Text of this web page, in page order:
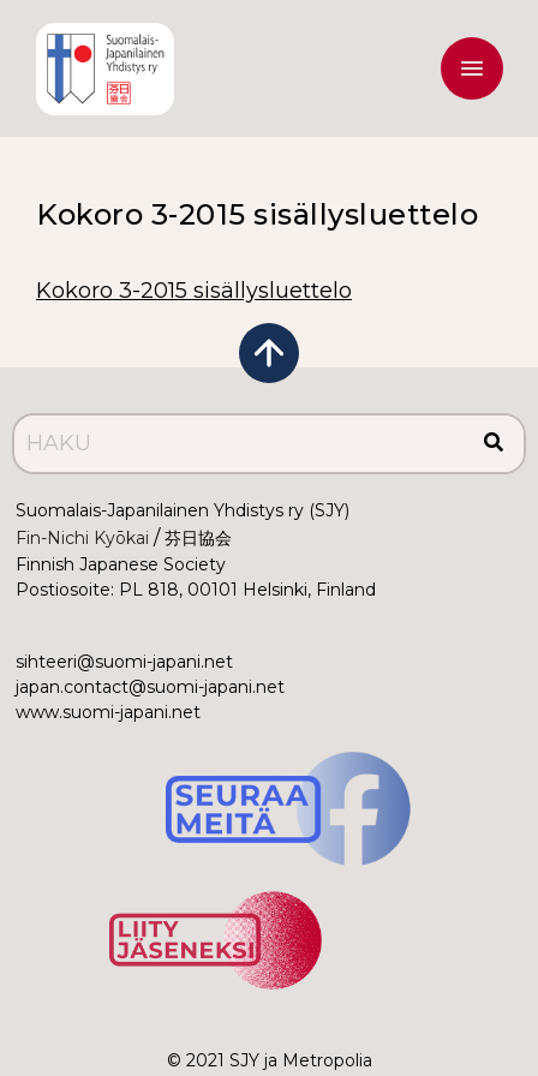
Kokoro 3-2015 sisällysluettelo
Kokoro 3-2015 sisällysluettelo
Suomalais-Japanilainen Yhdistys ry (SJY)
Fin-Nichi Kyōkai / 芬日協会
Finnish Japanese Society
Postiosoite: PL 818, 00101 Helsinki, Finland
sihteeri@suomi-japani.net
japan.contact@suomi-japani.net
www.suomi-japani.net
© 2021 SJY ja Metropolia